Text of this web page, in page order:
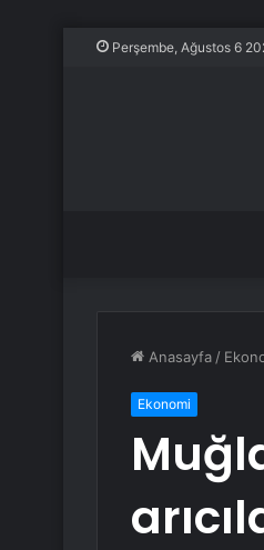
Perşembe, Ağustos 6
Anasayfa /
Ekonomi